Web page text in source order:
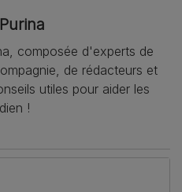
composée d'experts de
de rédacteurs et
utiles pour aider les
!